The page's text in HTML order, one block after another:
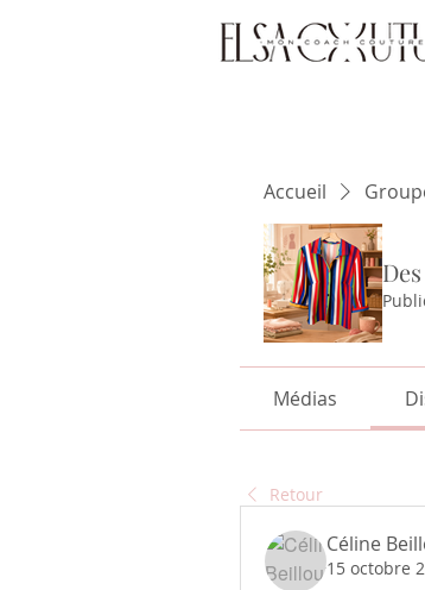
Accueil
Médias
Retour
Céline
15 octobre